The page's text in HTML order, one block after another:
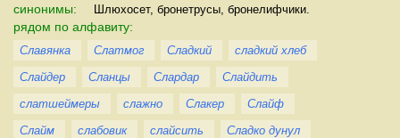
синонимы: Шлюхосет, бронетрусы, бронелифчики.
рядом по алфавиту:
Славянка Слатмог Сладкий
сладкий хлеб
Слайдер
Сланцы Слардар
Слайдить
слатшеймеры
слажно Слакер
Слайф
Слайм
слабовик слайсить Сладко дунул